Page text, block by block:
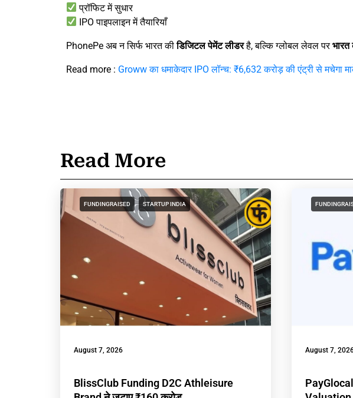
प्रॉफिट में सुधार
IPO पाइपलाइन में तैयारियाँ
PhonePe अब न सिर्फ भारत कीडिजिटल पेमेंट लीडरहै, बल्कि ग्लोबल लेवल पर
Read more : Groww का धमाकेदार IPO लॉन्च: ₹6,632 करोड़ की एंट्री से मचेगा
Read More
FUNDINGRAISED STARTUP INDIA
August 7, 2026
BlissClub Funding D2C Athleisure
August 7,